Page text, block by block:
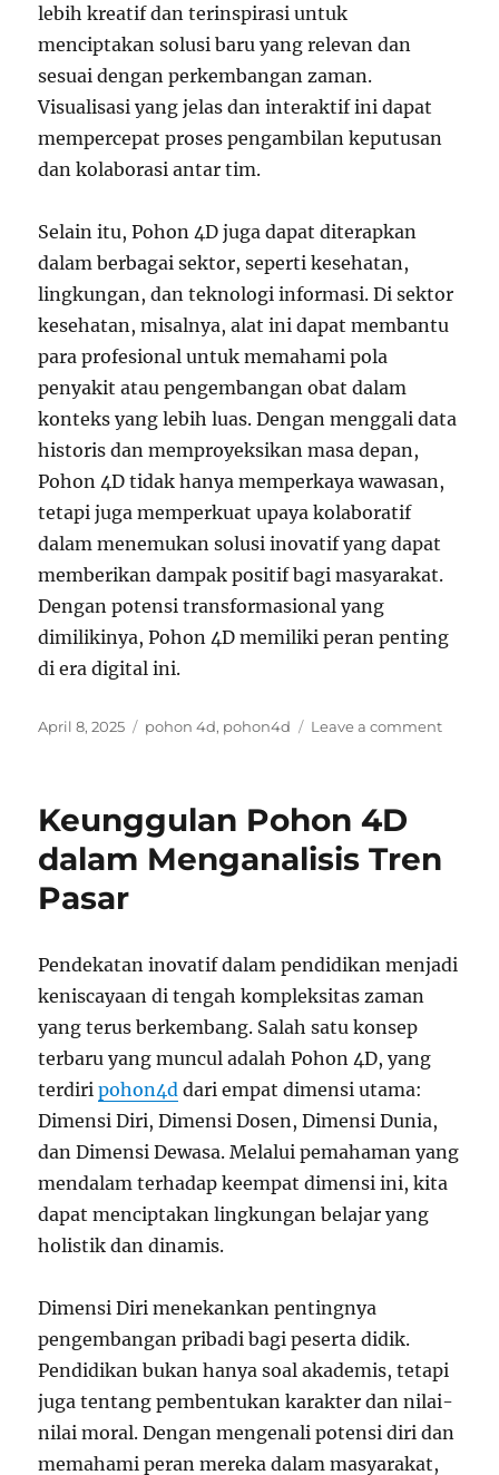
lebih kreatif dan terinspirasi untuk
menciptakan solusi baru yang relevan dan
sesuai dengan perkembangan zaman.
Visualisasi yang jelas dan interaktif ini dapat
mempercepat proses pengambilan keputusan
dan kolaborasi antar tim.
Selain itu, Pohon 4D juga dapat diterapkan
dalam berbagai sektor, seperti kesehatan,
lingkungan, dan teknologi informasi. Di sektor
kesehatan, misalnya, alat ini dapat membantu
para profesional untuk memahami pola
penyakit atau pengembangan obat dalam
konteks yang lebih luas. Dengan menggali data
historis dan memproyeksikan masa depan,
Pohon 4D tidak hanya memperkaya wawasan,
tetapi juga memperkuat upaya kolaboratif
dalam menemukan solusi inovatif yang dapat
memberikan dampak positif bagi masyarakat.
Dengan potensi transformasional yang
dimilikinya, Pohon 4D memiliki peran penting
di era digital ini.
Posted
April 8, 2025 Tags
pohon 4d, pohon4d Leave a commenton
Keunggulan Pohon 4D
dalam Menganalisis Tren
Pasar
Pendekatan inovatif dalam pendidikan menjadi
keniscayaan di tengah kompleksitas zaman
yang terus berkembang. Salah satu konsep
terbaru yang muncul adalah Pohon 4D, yang
terdiripohon4d dari empat dimensi utama:
Dimensi Diri, Dimensi Dosen, Dimensi Dunia,
dan Dimensi Dewasa. Melalui pemahaman yang
mendalam terhadap keempat dimensi ini, kita
dapat menciptakan lingkungan belajar yang
holistik dan dinamis.
Dimensi Diri menekankan pentingnya
pengembangan pribadi bagi peserta didik.
Pendidikan bukan hanya soal akademis, tetapi
juga tentang pembentukan karakter dan nilai-
nilai moral. Dengan mengenali potensi diri dan
memahami peran mereka dalam masyarakat,